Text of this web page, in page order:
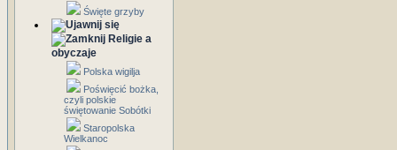
Święte grzyby
Religie a
obyczaje
Polska wigilja
Poświęcić bożka,
czyli polskie
świętowanie Sobótki
Staropolska
Wielkanoc